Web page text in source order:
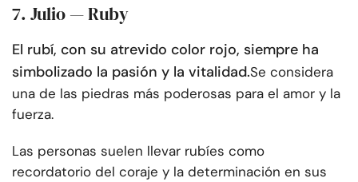
7. Julio — Ruby
El rubí, con su atrevido color rojo, siempre ha
simbolizado la pasión y la vitalidad.Se considera
una de las piedras más poderosas para el amor y la
fuerza.
Las personas suelen llevar rubíes como
recordatorio del coraje y la determinación en sus